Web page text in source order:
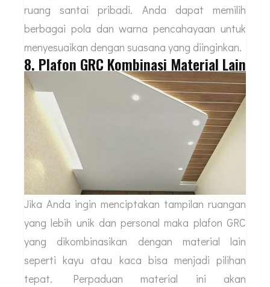
ruang santai pribadi. Anda dapat memilih
berbagai pola dan warna pencahayaan untuk
menyesuaikan dengan suasana yang diinginkan.
8. Plafon GRC Kombinasi Material Lain
Jika Anda ingin menciptakan tampilan ruangan
yang lebih unik dan personal maka plafon GRC
yang dikombinasikan dengan material lain
seperti kayu atau kaca bisa menjadi pilihan
tepat. Perpaduan material ini akan